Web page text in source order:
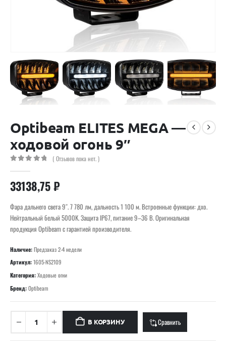
Optibeam ELITES MEGA —
ходовой огонь 9″
( Отзывов пока нет. )
33138,75₽
Фара дальнего света 9″. 7 780 лм, дальность 1 100 м. Встроенные функции: дхо.
Нейтральный белый 5000K. Защита IP67, питание 9–36 В. Оригинальная
продукция Optibeam с гарантией производителя.
Наличие:Предзаказ 2-4 недели
Артикул:1605-NS2109
Категория:Ходовые огни
Бренд:Optibeam
В КОРЗИНУ Сравнить